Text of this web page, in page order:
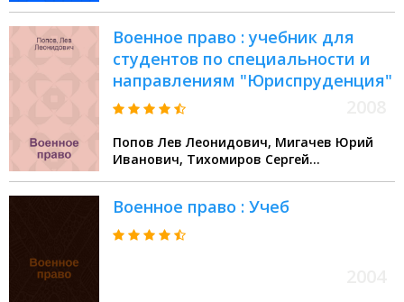
Военное право : учебник для
студентов по специальности и
направлениям "Юриспруденция"
Попов Лев Леонидович, Мигачев Юрий
Иванович, Тихомиров Сергей
Военное право : Учеб